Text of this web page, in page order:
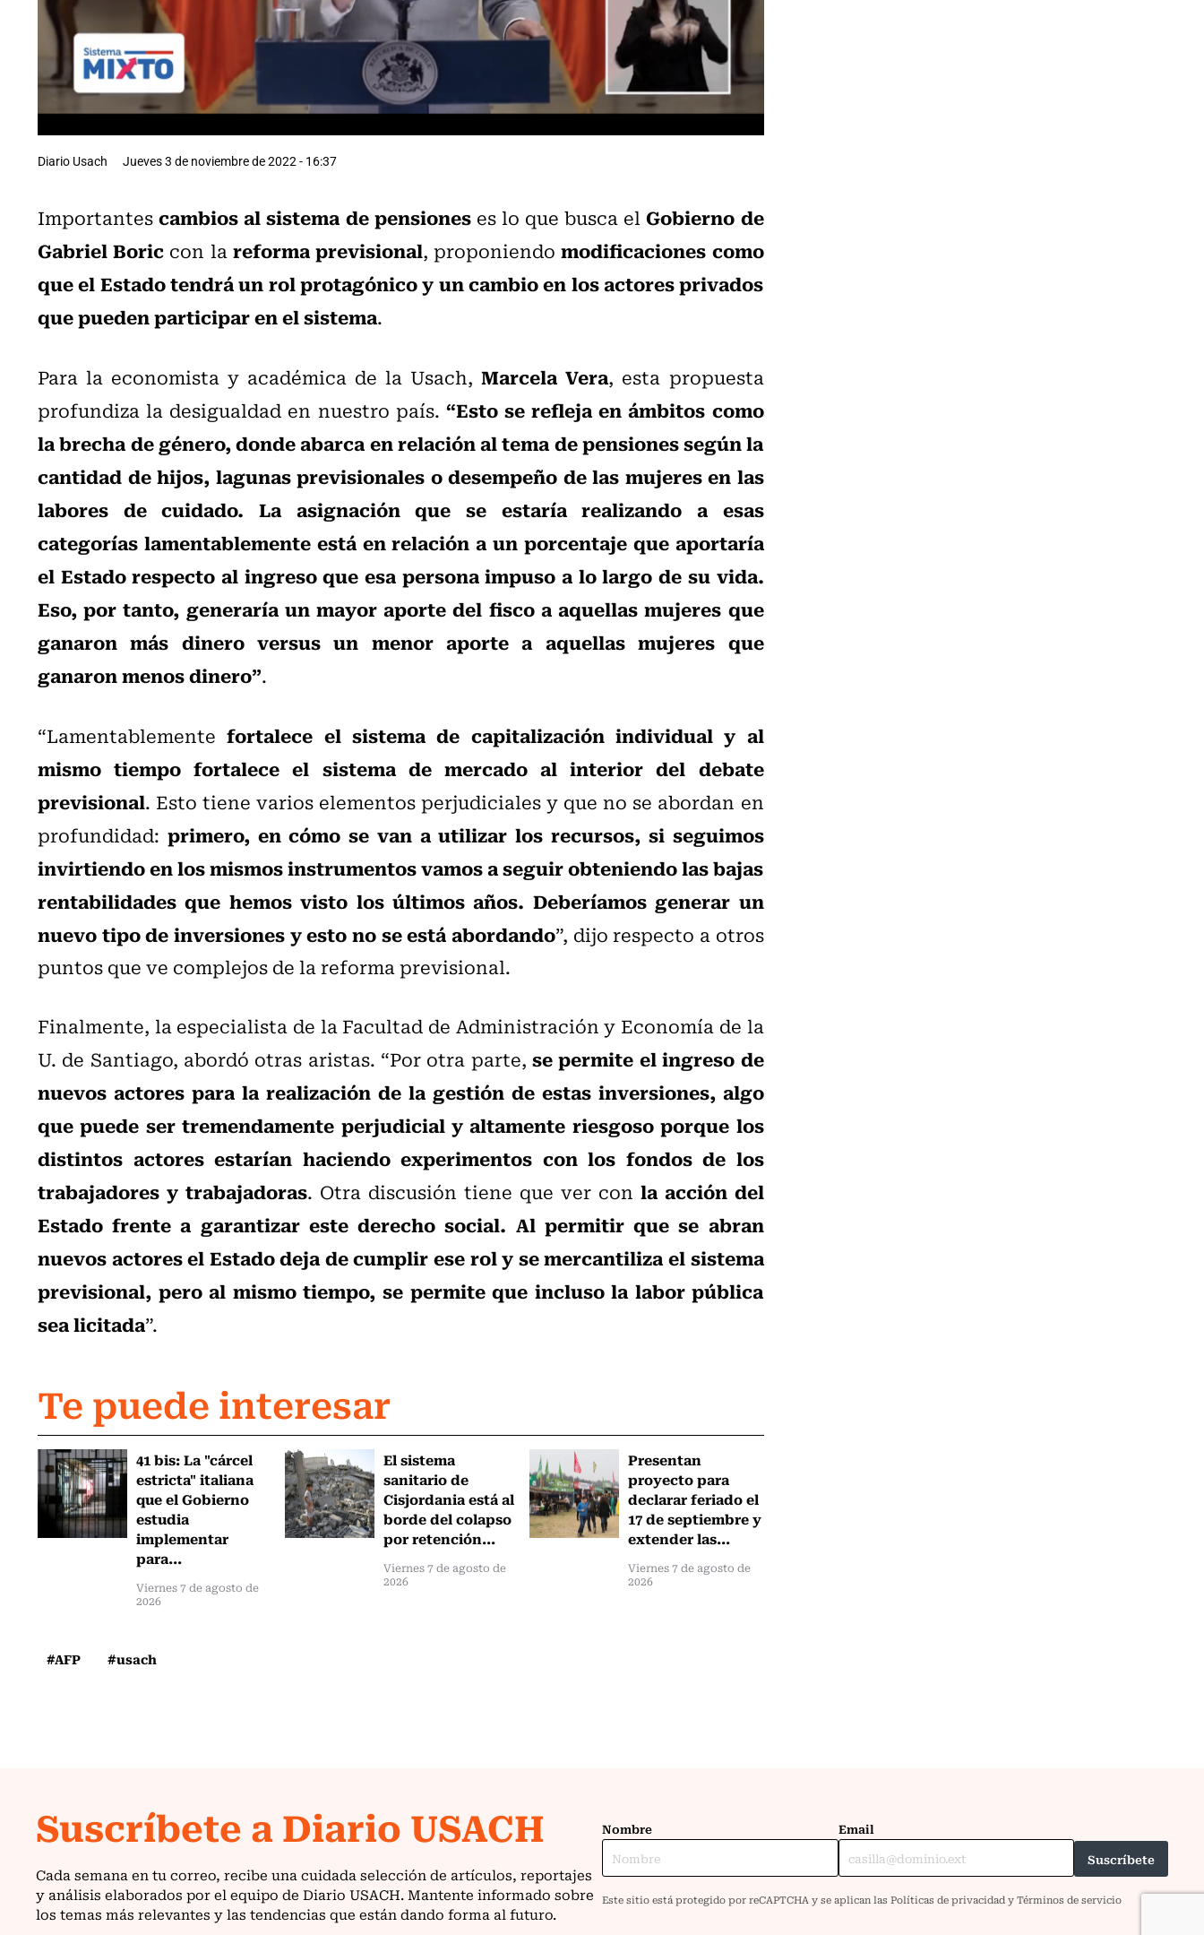
Diario Usach Jueves 3 de noviembre de 2022 - 16:37
Importantescambios al sistema de pensioneses lo que busca elGobierno de
Gabriel Boric con lareforma previsional, proponiendomodificaciones como
que el Estado tendrá un rol protagónico y un cambio en los actores privados
que pueden participar en el sistema.
Para la economista y académica de la Usach,Marcela Vera, esta propuesta
profundiza la desigualdad en nuestro país. “Esto se refleja en ámbitos como
la brecha de género, donde abarca en relación al tema de pensiones según la
cantidad de hijos, lagunas previsionales o desempeño de las mujeres en las
labores de cuidado. La asignación que se estaría realizando a esas
categorías lamentablemente está en relación a un porcentaje que aportaría
el Estado respecto al ingreso que esa persona impuso a lo largo de su vida.
Eso, por tanto, generaría un mayor aporte del fisco a aquellas mujeres que
ganaron más dinero versus un menor aporte a aquellas mujeres que
ganaron menos dinero”.
“Lamentablementefortalece el sistema de capitalización individual y al
mismo tiempo fortalece el sistema de mercado al interior del debate
previsional. Esto tiene varios elementos perjudiciales y que no se abordan en
profundidad: primero, en cómo se van a utilizar los recursos, si seguimos
invirtiendo en los mismos instrumentos vamos a seguir obteniendo las bajas
rentabilidades que hemos visto los últimos años. Deberíamos generar un
nuevo tipo de inversiones y esto no se está abordando”, dijo respecto a otros
puntos que ve complejos de la reforma previsional.
Finalmente, la especialista de la Facultad de Administración y Economía de la
U. de Santiago, abordó otras aristas. “Por otra parte,se permite el ingreso de
nuevos actores para la realización de la gestión de estas inversiones, algo
que puede ser tremendamente perjudicial y altamente riesgoso porque los
distintos actores estarían haciendo experimentos con los fondos de los
trabajadores y trabajadoras. Otra discusión tiene que ver con la acción del
Estado frente a garantizar este derecho social. Al permitir que se abran
nuevos actores el Estado deja de cumplir ese rol y se mercantiliza el sistema
previsional, pero al mismo tiempo, se permite que incluso la labor pública
sea licitada”.
Te puede interesar
41 bis: La "cárcel
estricta" italiana
que el Gobierno
estudia
implementar
para...
Viernes 7 de agosto de
2026
El sistema
sanitario de
Cisjordania está al
borde del colapso
por retención...
Viernes 7 de agosto de
2026
Presentan
proyecto para
declarar feriado el
17 de septiembre y
extender las...
Viernes 7 de agosto de
2026
#AFP #usach